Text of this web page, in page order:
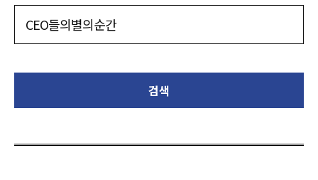
검색